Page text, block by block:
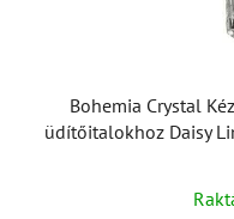
Bohemia Crystal
üdítőitalokhoz Daisy